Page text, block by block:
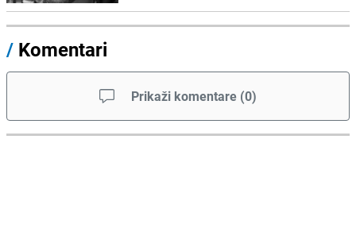
/ Komentari
Prikaži komentare (0)